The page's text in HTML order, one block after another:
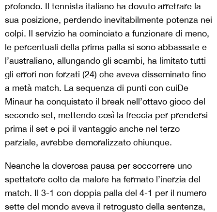
profondo. Il tennista italiano ha dovuto arretrare la
sua posizione, perdendo inevitabilmente potenza nei
colpi. Il servizio ha cominciato a funzionare di meno,
le percentuali della prima palla si sono abbassate e
l’australiano, allungando gli scambi, ha limitato tutti
gli errori non forzati (24) che aveva disseminato fino
a metà match. La sequenza di punti con cuiDe
Minaur ha conquistato il break nell’ottavo gioco del
secondo set, mettendo così la freccia per prendersi
prima il set e poi il vantaggio anche nel terzo
parziale, avrebbe demoralizzato chiunque.
Neanche la doverosa pausa per soccorrere uno
spettatore colto da malore ha fermato l’inerzia del
match. Il 3-1 con doppia palla del 4-1 per il numero
sette del mondo aveva il retrogusto della sentenza,